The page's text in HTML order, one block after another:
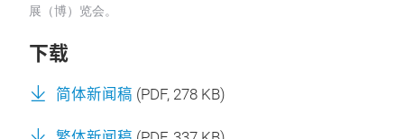
展（博）览会。
下载
简体新闻稿 (PDF, 278 KB)